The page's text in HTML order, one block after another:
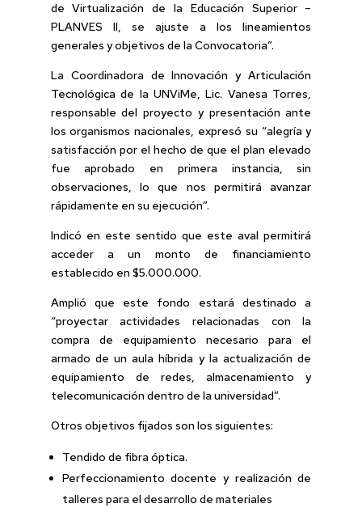
de Virtualización de la Educación Superior –
PLANVES II, se ajuste a los lineamientos
generales y objetivos de la Convocatoria”.
La Coordinadora de Innovación y Articulación
Tecnológica de la UNViMe, Lic. Vanesa Torres,
responsable del proyecto y presentación ante
los organismos nacionales, expresó su “alegría y
satisfacción por el hecho de que el plan elevado
fue aprobado en primera instancia, sin
observaciones, lo que nos permitirá avanzar
rápidamente en su ejecución”.
Indicó en este sentido que este aval permitirá
acceder a un monto de financiamiento
establecido en $5.000.000.
Amplió que este fondo estará destinado a
“proyectar actividades relacionadas con la
compra de equipamiento necesario para el
armado de un aula híbrida y la actualización de
equipamiento de redes, almacenamiento y
telecomunicación dentro de la universidad”.
Otros objetivos fijados son los siguientes:
Tendido de fibra óptica.
Perfeccionamiento docente y realización de
talleres para el desarrollo de materiales